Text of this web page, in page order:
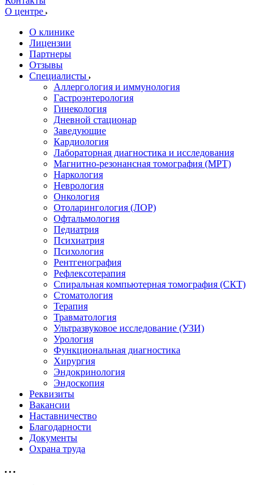
О центре
О клинике
Лицензии
Партнеры
Отзывы
Специалисты
Аллергология и иммунология
Гастроэнтерология
Гинекология
Дневной стационар
Заведующие
Кардиология
Лабораторная диагностика и исследования
Магнитно-резонансная томография (МРТ)
Наркология
Неврология
Онкология
Отоларингология (ЛОР)
Офтальмология
Педиатрия
Психиатрия
Психология
Рентгенография
Рефлексотерапия
Спиральная компьютерная томография (СКТ)
Стоматология
Терапия
Травматология
Ультразвуковое исследование (УЗИ)
Урология
Функциональная диагностика
Хирургия
Эндокринология
Эндоскопия
Реквизиты
Вакансии
Наставничество
Благодарности
Документы
Охрана труда